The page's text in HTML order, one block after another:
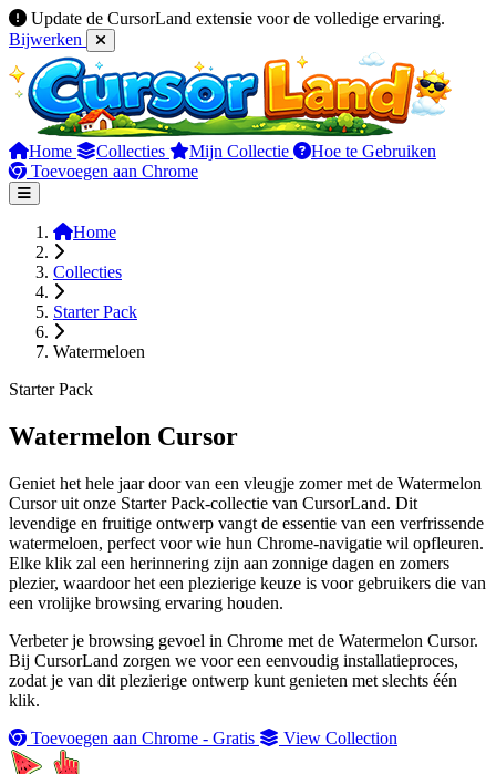
Update de CursorLand extensie voor de volledige ervaring.
Bijwerken
Home Collecties Mijn Collectie
Hoe te Gebruiken
Toevoegen aan Chrome
Home
Collecties
Starter Pack
Watermeloen
Starter Pack
Watermelon Cursor
Geniet het hele jaar door van een vleugje zomer met de Watermelon
Cursor uit onze Starter Pack-collectie van CursorLand. Dit
levendige en fruitige ontwerp vangt de essentie van een verfrissende
watermeloen, perfect voor wie hun Chrome-navigatie wil opfleuren.
Elke klik zal een herinnering zijn aan zonnige dagen en zomers
plezier, waardoor het een plezierige keuze is voor gebruikers die van
een vrolijke browsing ervaring houden.
Verbeter je browsing gevoel in Chrome met de Watermelon Cursor.
Bij CursorLand zorgen we voor een eenvoudig installatieproces,
zodat je van dit plezierige ontwerp kunt genieten met slechts één
klik.
Toevoegen aan Chrome - Gratis
View Collection